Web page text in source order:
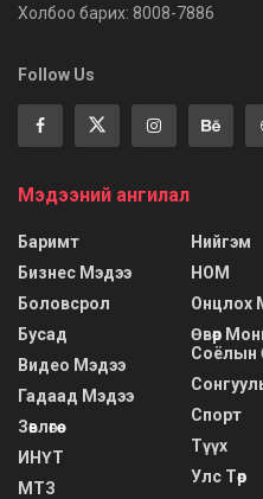
Холбоо барих: 8008-7886
Follow Us
Мэдээний ангилал
Баримт
Бизнес Мэдээ
Боловсрол
Бусад
Видео Мэдээ
Гадаад Мэдээ
Зөвлөгөө
ИНҮТ
МТЗ
Нийгэм
НОМ
Онцлох
Өвөр
Соёлын
Спорт
Түүх
Улс Төр